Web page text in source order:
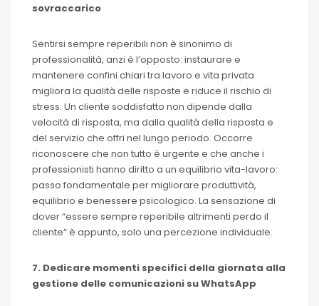
sovraccarico
Sentirsi sempre reperibili non è sinonimo di
professionalità, anzi è l’opposto: instaurare e
mantenere confini chiari tra lavoro e vita privata
migliora la qualità delle risposte e riduce il rischio di
stress. Un cliente soddisfatto non dipende dalla
velocità di risposta, ma dalla qualità della risposta e
del servizio che offri nel lungo periodo. Occorre
riconoscere che non tutto è urgente e che anche i
professionisti hanno diritto a un equilibrio vita-lavoro:
passo fondamentale per migliorare produttività,
equilibrio e benessere psicologico. La sensazione di
dover “essere sempre reperibile altrimenti perdo il
cliente” è appunto, solo una percezione individuale.
7. Dedicare momenti specifici della giornata alla
gestione delle comunicazioni su WhatsApp